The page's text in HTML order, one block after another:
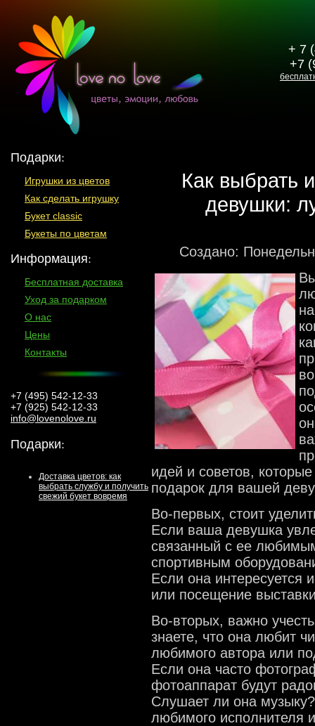
+ 7
+7
Подарки:
Игрушки из цветов
Как сделать игрушку
Букет classic
Букеты по цветам
Информация:
Бесплатная доставка
Уход за подарком
О нас
Цены
Контакты
+7 (495) 542-12-33
+7 (925) 542-12-33
info@lovenolove.ru
Подарки:
Доставка цветов: как
выбрать службу и получить
свежий букет вовремя
Как выбрать
девушки:
Создано:
идей и советов,
подарок для вашей
Во-первых, стоит
Если ваша девушка
связанный с ее
спортивным
Если она интересуется
или посещение
Во-вторых, важно
знаете, что она любит
любимого автора или
Если она часто
фотоаппарат будут
Слушает ли она
любимого исполнителя